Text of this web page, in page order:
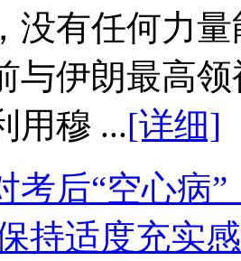
没有任何力
与伊朗最高
用穆 ...[详细]
考后“空心病
持适度充实感